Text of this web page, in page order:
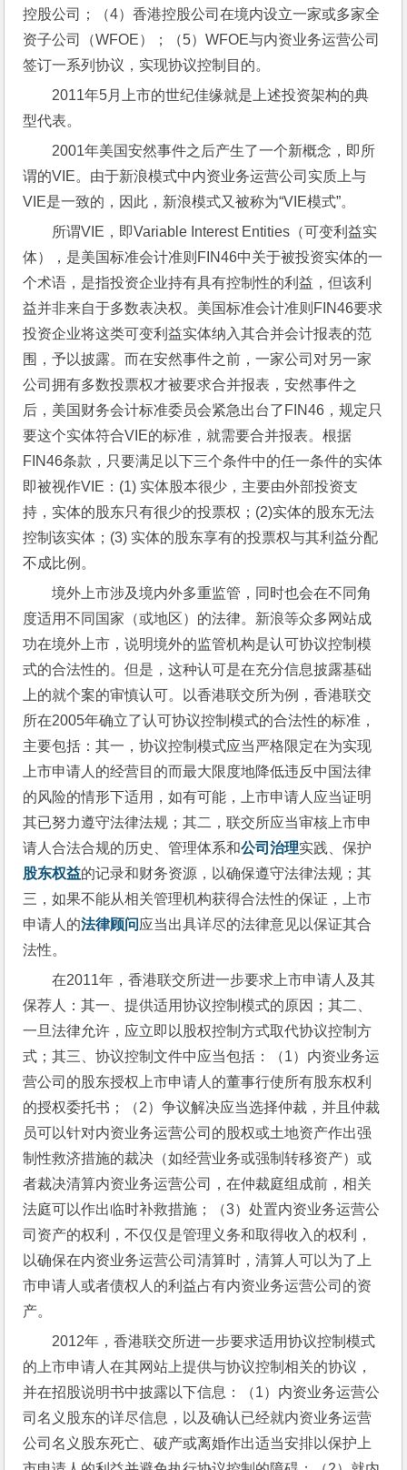
控股公司；（4）香港控股公司在境内设立一家或多家全
资子公司（WFOE）；（5）WFOE与内资业务运营公司
签订一系列协议，实现协议控制目的。
2011年5月上市的世纪佳缘就是上述投资架构的典
型代表。
2001年美国安然事件之后产生了一个新概念，即所
谓的VIE。由于新浪模式中内资业务运营公司实质上与
VIE是一致的，因此，新浪模式又被称为“VIE模式”。
所谓VIE，即Variable Interest Entities（可变利益实
体），是美国标准会计准则FIN46中关于被投资实体的一
个术语，是指投资企业持有具有控制性的利益，但该利
益并非来自于多数表决权。美国标准会计准则FIN46要求
投资企业将这类可变利益实体纳入其合并会计报表的范
围，予以披露。而在安然事件之前，一家公司对另一家
公司拥有多数投票权才被要求合并报表，安然事件之
后，美国财务会计标准委员会紧急出台了FIN46，规定只
要这个实体符合VIE的标准，就需要合并报表。根据
FIN46条款，只要满足以下三个条件中的任一条件的实体
即被视作VIE：(1) 实体股本很少，主要由外部投资支
持，实体的股东只有很少的投票权；(2)实体的股东无法
控制该实体；(3) 实体的股东享有的投票权与其利益分配
不成比例。
境外上市涉及境内外多重监管，同时也会在不同角
度适用不同国家（或地区）的法律。新浪等众多网站成
功在境外上市，说明境外的监管机构是认可协议控制模
式的合法性的。但是，这种认可是在充分信息披露基础
上的就个案的审慎认可。以香港联交所为例，香港联交
所在2005年确立了认可协议控制模式的合法性的标准，
主要包括：其一，协议控制模式应当严格限定在为实现
上市申请人的经营目的而最大限度地降低违反中国法律
的风险的情形下适用，如有可能，上市申请人应当证明
其已努力遵守法律法规；其二，联交所应当审核上市申
请人合法合规的历史、管理体系和公司治理实践、保护
股东权益的记录和财务资源，以确保遵守法律法规；其
三，如果不能从相关管理机构获得合法性的保证，上市
申请人的法律顾问应当出具详尽的法律意见以保证其合
法性。
在2011年，香港联交所进一步要求上市申请人及其
保荐人：其一、提供适用协议控制模式的原因；其二、
一旦法律允许，应立即以股权控制方式取代协议控制方
式；其三、协议控制文件中应当包括：（1）内资业务运
营公司的股东授权上市申请人的董事行使所有股东权利
的授权委托书；（2）争议解决应当选择仲裁，并且仲裁
员可以针对内资业务运营公司的股权或土地资产作出强
制性救济措施的裁决（如经营业务或强制转移资产）或
者裁决清算内资业务运营公司，在仲裁庭组成前，相关
法庭可以作出临时补救措施；（3）处置内资业务运营公
司资产的权利，不仅仅是管理义务和取得收入的权利，
以确保在内资业务运营公司清算时，清算人可以为了上
市申请人或者债权人的利益占有内资业务运营公司的资
产。
2012年，香港联交所进一步要求适用协议控制模式
的上市申请人在其网站上提供与协议控制相关的协议，
并在招股说明书中披露以下信息：（1）内资业务运营公
司名义股东的详尽信息，以及确认已经就内资业务运营
公司名义股东死亡、破产或离婚作出适当安排以保护上